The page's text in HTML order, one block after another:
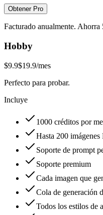
Obtener Pro
Facturado anualmente. Ahorra
Hobby
$9.9$19.9/mes
Perfecto para probar.
Incluye
1000 créditos por
Hasta 200
Soporte de prompt
Soporte premium
Cada imagen que
Cola de generación
Todos los estilos de